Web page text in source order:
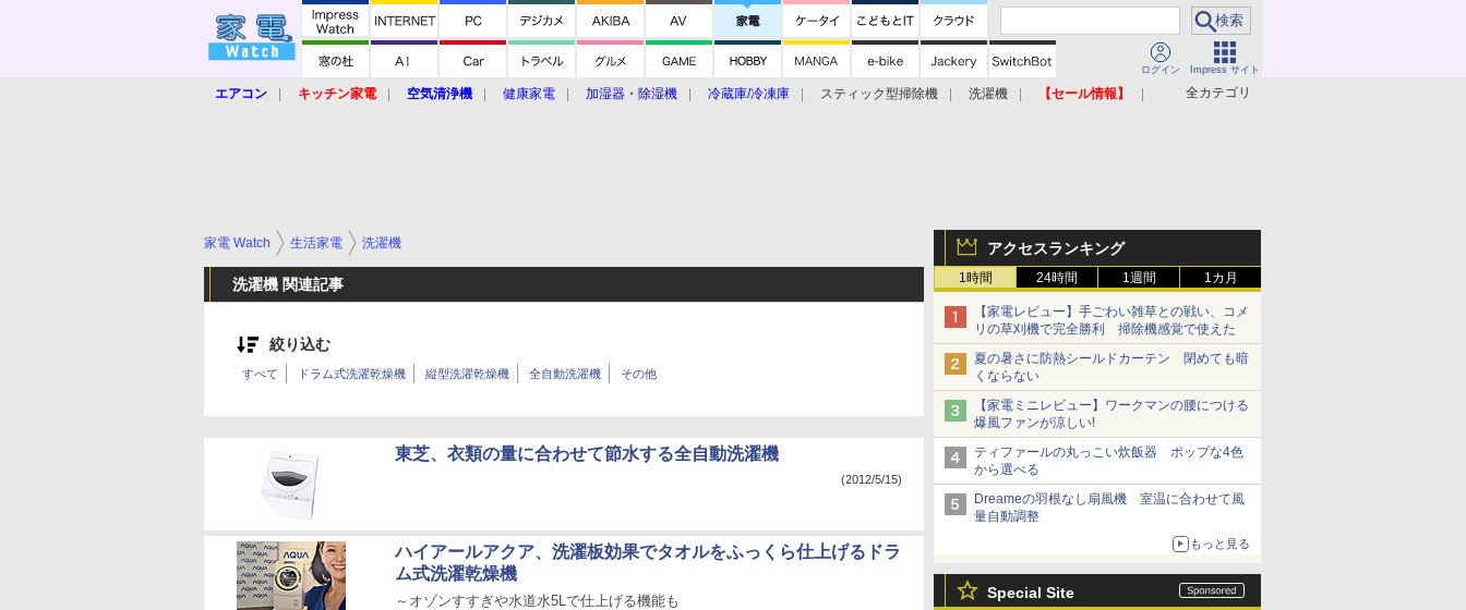
ログイン Impress サイト
全カテゴリ
エアコン キッチン家電 空気清浄機 健康家電 加湿器・除湿機 冷蔵庫/冷凍庫 スティック型掃除機 洗濯機
【セール情報】
アクセスランキング
1時間 24時間 1週間 1カ月
【家電レビュー】手ごわい雑草との戦い、コメ
リの草刈機で完全勝利 掃除機感覚で使えた
夏の暑さに防熱シールドカーテン 閉めても暗
くならない
【家電ミニレビュー】ワークマンの腰につける
爆風ファンが涼しい!
ティファールの丸っこい炊飯器 ポップな4色
から選べる
Dreameの羽根なし扇風機 室温に合わせて風
量自動調整
もっと見る
Special Site
家電 Watch 生活家電 洗濯機
洗濯機 関連記事
絞り込む
すべて ドラム式洗濯乾燥機 縦型洗濯乾燥機 全自動洗濯機 その他
東芝、衣類の量に合わせて節水する全自動洗濯機
(2012/5/15)
ハイアールアクア、洗濯板効果でタオルをふっくら仕上げるドラ
ム式洗濯乾燥機
～オゾンすすぎや水道水5Lで仕上げる機能も